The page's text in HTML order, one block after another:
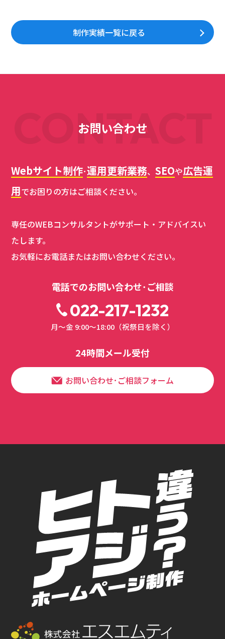
制作実績一覧に戻る
お問い合わせ
CONTACT
Webサイト制作･運用更新業務、SEOや広告運
用でお困りの方はご相談ください。
専任のWEBコンサルタントがサポート・アドバイスい
たします。
お気軽にお電話またはお問い合わせください。
電話でのお問い合わせ･ご相談
022-217-1232
月～金 9:00～18:00（祝祭日を除く）
24時間メール受付
お問い合わせ･ご相談フォーム